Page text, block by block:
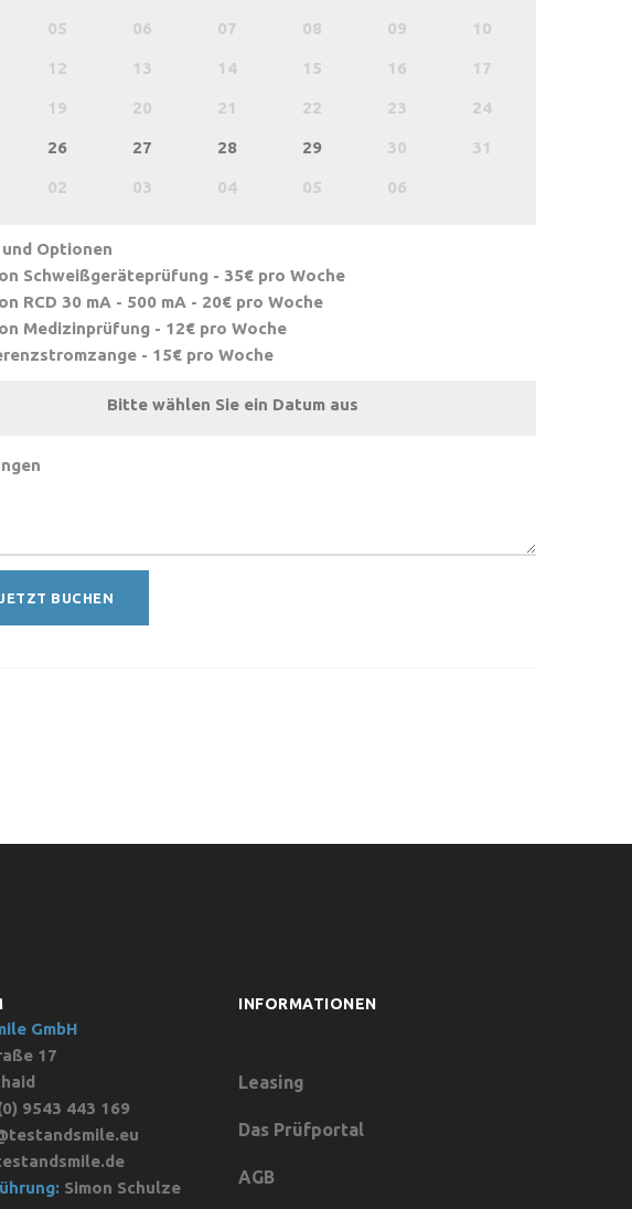
05 06 07 08 09 10
12 13 14 15 16 17
19 20 21 22 23 24
26 27 28 29 30 31
02 03 04 05 06
Optionen
Schweißgeräteprüfung - 35€ pro Woche
RCD 30 mA - 500 mA - 20€ pro Woche
Medizinprüfung - 12€ pro Woche
- 15€ pro Woche
Bitte wählen Sie ein Datum aus
JETZT BUCHEN
GmbH
17
9543 443 169
Simon Schulze
INFORMATIONEN
Leasing
Das Prüfportal
AGB